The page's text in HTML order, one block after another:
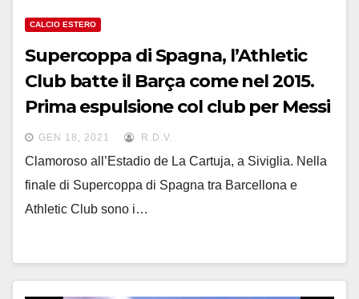
CALCIO ESTERO
Supercoppa di Spagna, l’Athletic
Club batte il Barça come nel 2015.
Prima espulsione col club per Messi
GEN 18, 2021 R.D.V.
Clamoroso all’Estadio de La Cartuja, a Siviglia. Nella
finale di Supercoppa di Spagna tra Barcellona e
Athletic Club sono i…